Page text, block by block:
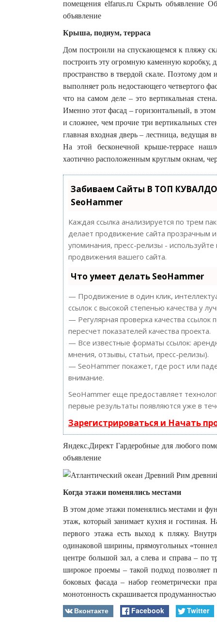
помещения elfarus.ru Скрыть объявление
объявление
Крыша, подиум, терраса
Дом построили на спускающемся к пляжу
построить эту огромную каменную коробку,
пространство в твердой скале. Поэтому
выполняет роль недостающего четвертого
что на самом деле – это вертикальная
Именно этот фасад – горизонтальный, в
и сложнее, чем прочие три вертикальных
главная входная дверь – лестница, ведущая
На этой бесконечной крыше-террасе
хаотично расположенным круглым окнам,
Забиваем Сайты В ТОП
SeoHammer
Каждая ссылка анализируется по трем
делает продвижение сайта прозрачным
упоминания, пресс-релизы -
продвижения вашего сайта.
Что умеет делать SeoHammer
— Продвижение в один клик,
ссылок с высокой степенью качества у
— Регулярная проверка качества
пересчет показателей качества проекта.
— Все известные форматы ссылок:
мнения, отзывы, статьи, пресс-релизы).
— SeoHammer покажет, где рост или
внимание.
SeoHammer еще предоставляет
первые результаты появляются уже в
Зарегистрироваться и Начать
Яндекс.Директ Гардеробные для любого
объявление
Когда этажи поменялись местами
В этом доме этажи поменялись местами и
этаж, который занимает кухня и
первого этажа есть выход к пляжу.
одинаковой ширины, прямоугольных
центре большой зал, а слева и справа – по
широкое проемы – такой подход позволяет
боковых фасада – набор геометрически
монотонность скрашивается
Вконтакте Facebook Twitter